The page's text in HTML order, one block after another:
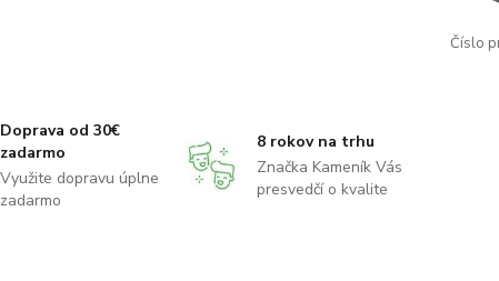
Číslo
Doprava od 30€
zadarmo
Využite dopravu úplne
zadarmo
8 rokov na trhu
Značka Kameník Vás
presvedčí o kvalite